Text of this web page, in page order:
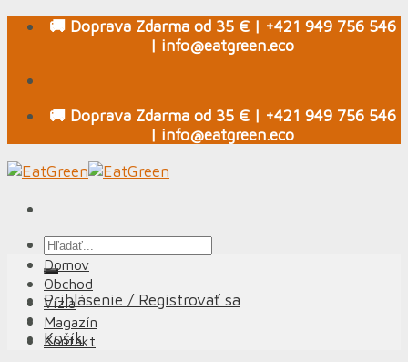
Skip
🚚 Doprava Zdarma od 35 € | +421 949 756 546
| info@eatgreen.eco
🚚 Doprava Zdarma od 35 € | +421 949 756 546
| info@eatgreen.eco
Hľadať:
Prihlásenie / Registrovať sa
Košík
Domov
Obchod
Vízia
Magazín
Kontakt